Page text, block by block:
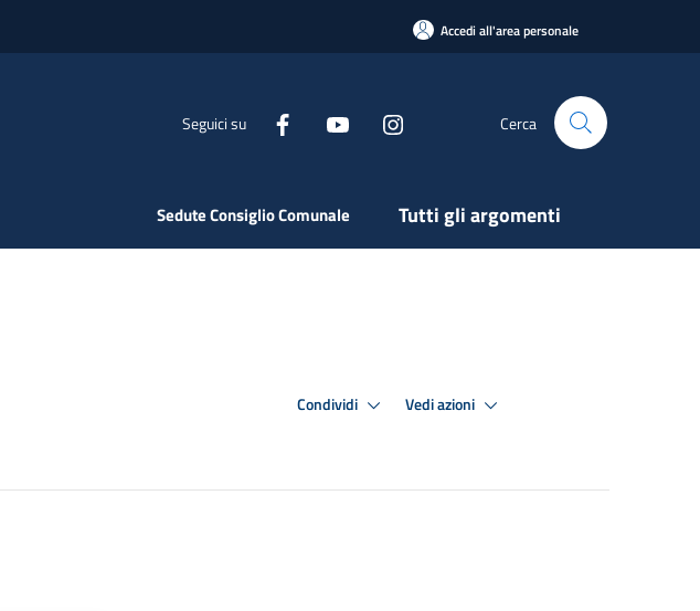
Accedi all'area personale
Seguici su Cerca
Sedute Consiglio Comunale Tutti gli argomenti
Condividi Vedi azioni